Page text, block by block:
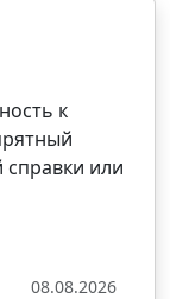
к
или
08.08.2026